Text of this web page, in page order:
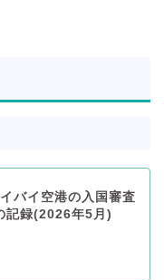
バイ空港の入国審査
記録(2026年5月)